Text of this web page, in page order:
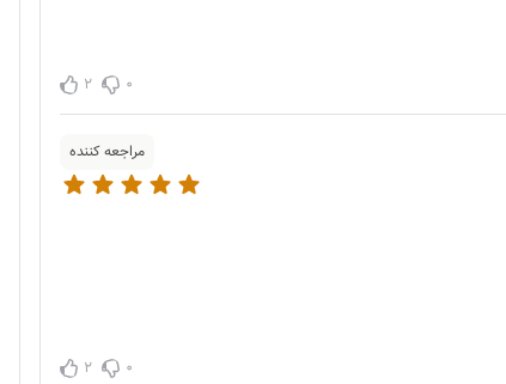
0
2
مراجعه کننده
0
2